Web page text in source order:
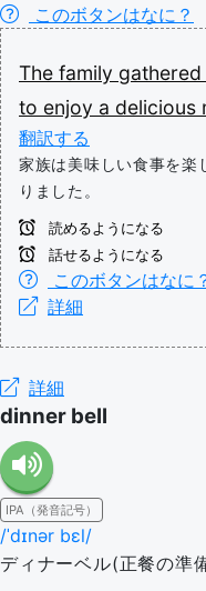
このボタンはなに？
The family gathered
to enjoy a delicious
翻訳する
家族は美味しい食事を楽
りました。
読めるようになる
話せるようになる
このボタンはなに
詳細
詳細
dinner bell
IPA（発音記号）
/ˈdɪnər bɛl/
ディナーベル(正餐の準